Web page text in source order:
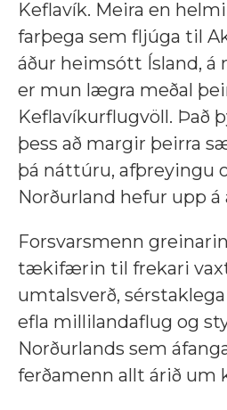
Keflavík. Meira en
farþega sem fljúga til
áður heimsótt Ísland, á
er mun lægra meðal
Keflavíkurflugvöll. Það
þess að margir þeirra
þá náttúru, afþreyingu
Norðurland hefur upp á
Forsvarsmenn
tækifærin til frekari
umtalsverð,
efla millilandaflug og
Norðurlands sem
ferðamenn allt árið um